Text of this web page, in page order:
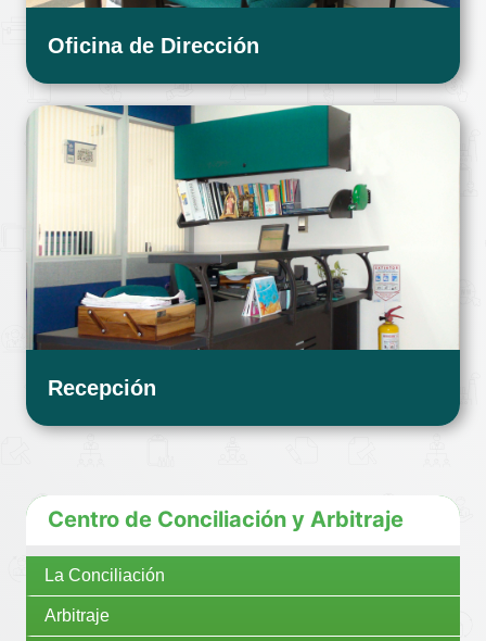
Oficina de Dirección
Recepción
Centro de Conciliación y Arbitraje
La Conciliación
Arbitraje